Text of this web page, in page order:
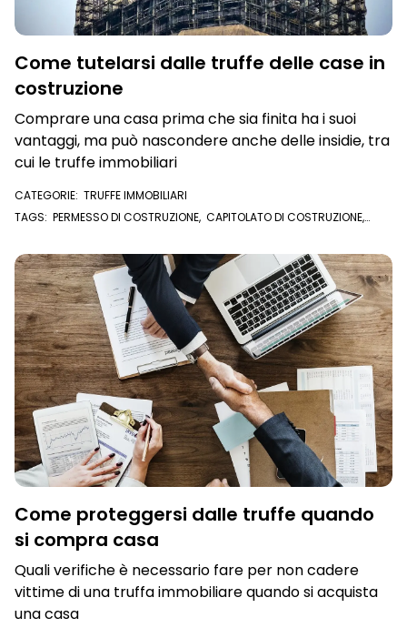
Come tutelarsi dalle truffe delle case in
costruzione
Comprare una casa prima che sia finita ha i suoi
vantaggi, ma può nascondere anche delle insidie, tra
cui le truffe immobiliari
CATEGORIE: TRUFFE IMMOBILIARI
TAGS: PERMESSO DI COSTRUZIONE, CAPITOLATO DI COSTRUZIONE,
Come proteggersi dalle truffe quando
si compra casa
Quali verifiche è necessario fare per non cadere
vittime di una truffa immobiliare quando si acquista
una casa